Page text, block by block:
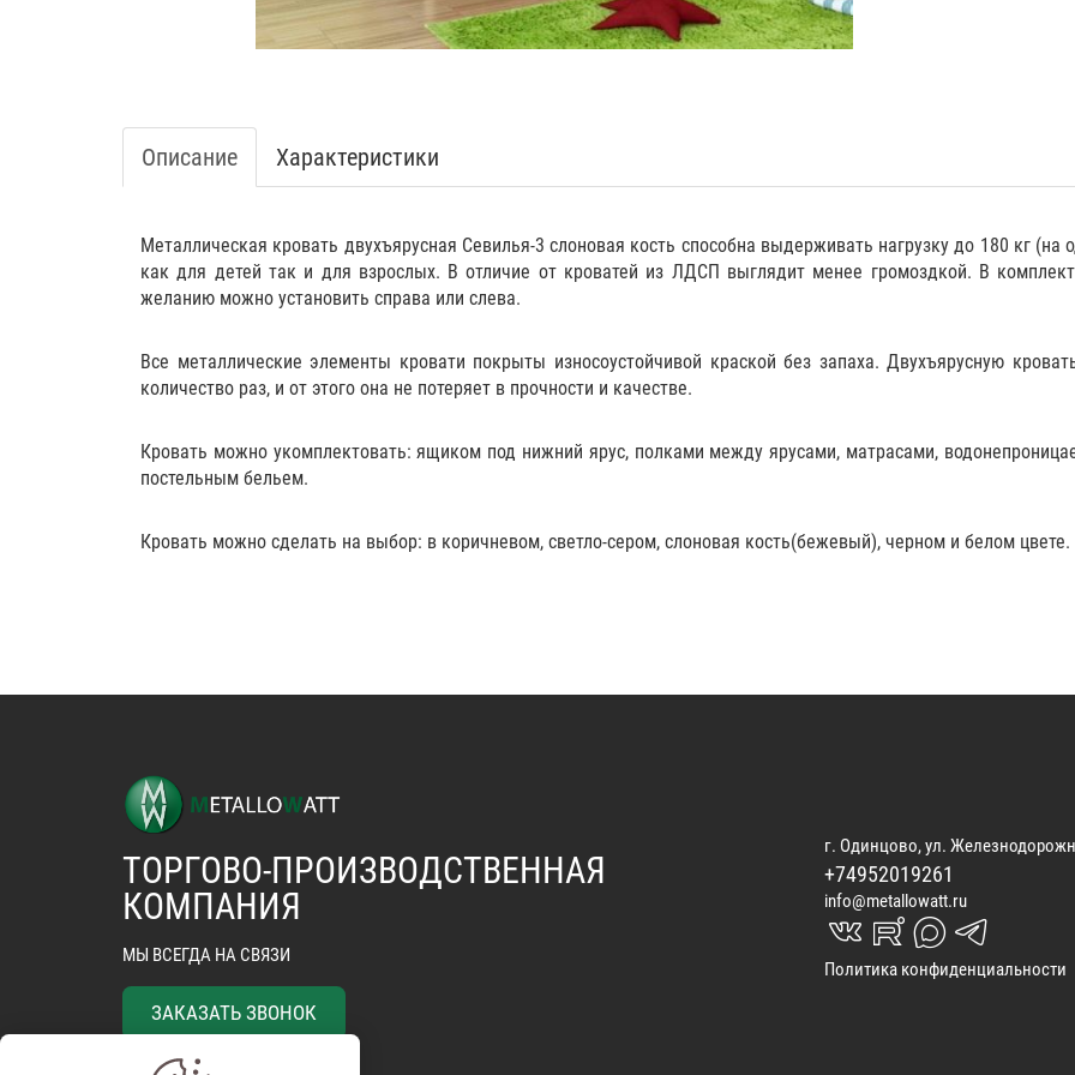
Описание Характеристики
Металлическая кровать двухъярусная Севилья-3 слоновая кость способна выдерживать нагрузку до 180 кг
как для детей так и для взрослых. В отличие от кроватей из ЛДСП выглядит менее громоздкой. В
желанию можно установить справа или слева.
Все металлические элементы кровати покрыты износоустойчивой краской без запаха. Двухъярусную
количество раз, и от этого она не потеряет в прочности и качестве.
Кровать можно укомплектовать:ящиком под нижний ярус, полками между ярусами, матрасами,
постельным бельем.
Кровать можно сделать на выбор: в коричневом, светло-сером, слоновая кость(бежевый), черном и белом цвете.
ТОРГОВО-ПРОИЗВОДСТВЕННАЯ
КОМПАНИЯ
МЫ ВСЕГДА НА СВЯЗИ
ЗАКАЗАТЬ ЗВОНОК
г. Одинцово, ул.
+74952019261
info@metallowatt.ru
vk_in rutube_in max_s telegrams_in
Политика конфиденциальности